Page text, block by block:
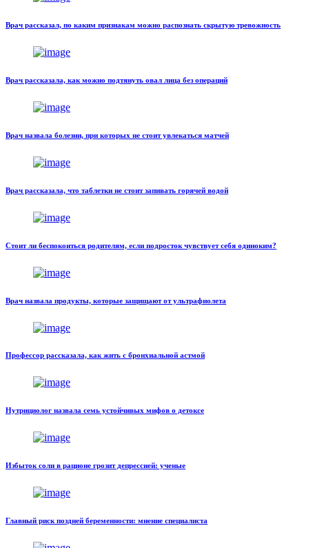
Врач рассказал, по каким признакам можно распознать скрытую тревожность
Врач рассказала, как можно подтянуть овал лица без операций
Врач назвала болезни, при которых не стоит увлекаться матчей
Врач рассказала, что таблетки не стоит запивать горячей водой
Стоит ли беспокоиться родителям, если подросток чувствует себя одиноким?
Врач назвала продукты, которые защищают от ультрафиолета
Профессор рассказала, как жить с бронхиальной астмой
Нутрициолог назвала семь устойчивых мифов о детоксе
Избыток соли в рационе грозит депрессией: ученые
Главный риск поздней беременности: мнение специалиста